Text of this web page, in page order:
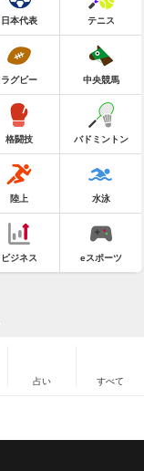
日本代表 テニス
ラグビー 中央競馬
格闘技 バドミントン
陸上 水泳
ビジネス eスポーツ
占い すべて